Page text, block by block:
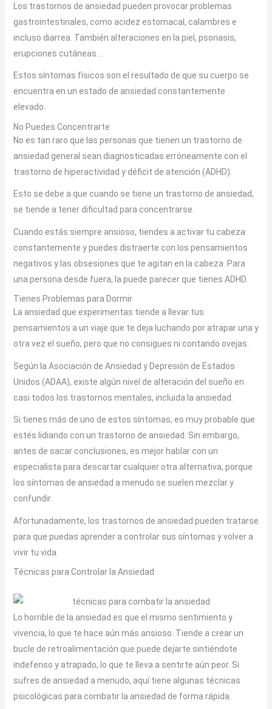
Los trastornos de ansiedad pueden provocar problemas
gastrointestinales, como acidez estomacal, calambres e
incluso diarrea. También alteraciones en la piel, psoriasis,
erupciones cutáneas…
Estos síntomas físicos son el resultado de que su cuerpo se
encuentra en un estado de ansiedad constantemente
elevado.
No Puedes Concentrarte
No es tan raro que las personas que tienen un trastorno de
ansiedad general sean diagnosticadas erróneamente con el
trastorno de hiperactividad y déficit de atención (ADHD).
Esto se debe a que cuando se tiene un trastorno de ansiedad,
se tiende a tener dificultad para concentrarse.
Cuando estás siempre ansioso, tiendes a activar tu cabeza
constantemente y puedes distraerte con los pensamientos
negativos y las obsesiones que te agitan en la cabeza. Para
una persona desde fuera, la puede parecer que tienes ADHD.
Tienes Problemas para Dormir
La ansiedad que experimentas tiende a llevar tus
pensamientos a un viaje que te deja luchando por atrapar una y
otra vez el sueño, pero que no consigues ni contando ovejas.
Según la Asociación de Ansiedad y Depresión de Estados
Unidos (ADAA), existe algún nivel de alteración del sueño en
casi todos los trastornos mentales, incluida la ansiedad.
Si tienes más de uno de estos síntomas, es muy probable que
estés lidiando con un trastorno de ansiedad. Sin embargo,
antes de sacar conclusiones, es mejor hablar con un
especialista para descartar cualquier otra alternativa, porque
los síntomas de ansiedad a menudo se suelen mezclar y
confundir.
Afortunadamente, los trastornos de ansiedad pueden tratarse
para que puedas aprender a controlar sus síntomas y volver a
vivir tu vida.
Técnicas para Controlar la Ansiedad
Lo horrible de la ansiedad es que el mismo sentimiento y
vivencia, lo que te hace aún más ansioso. Tiende a crear un
bucle de retroalimentación que puede dejarte sintiéndote
indefenso y atrapado, lo que te lleva a sentirte aún peor. Si
sufres de ansiedad a menudo, aquí tiene algunas técnicas
psicológicas para combatir la ansiedad de forma rápida.